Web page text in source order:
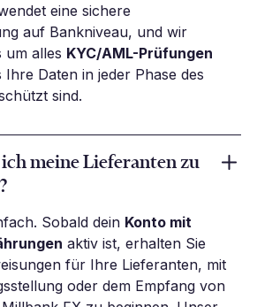
eine sichere
auf Bankniveau, und wir
um alles KYC/AML-Prüfungen
Ihre Daten in jeder Phase des
sind.
meine Lieferanten zu
Sobald dein Konto mit
aktiv ist, erhalten Sie
für Ihre Lieferanten, mit
oder dem Empfang von